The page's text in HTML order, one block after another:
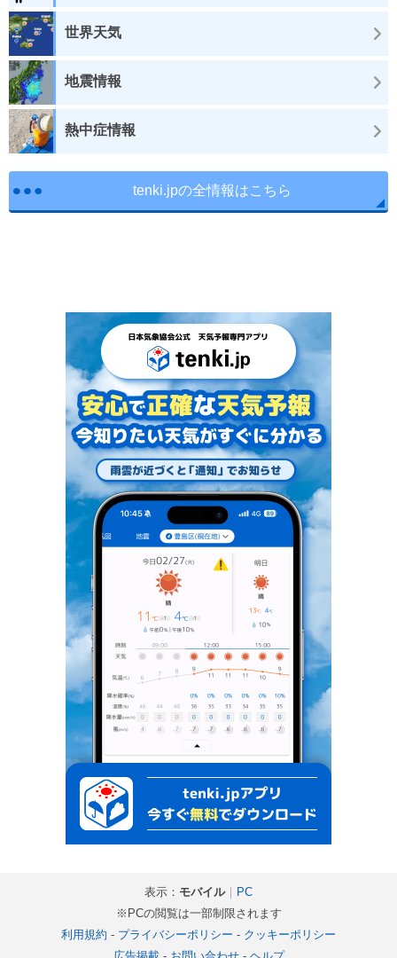
世界天気
地震情報
熱中症情報
tenki.jpの全情報はこちら
表示： モバイル｜ PC
※PCの閲覧は一部制限されます
利用規約 - プライバシーポリシー - クッキーポリシー